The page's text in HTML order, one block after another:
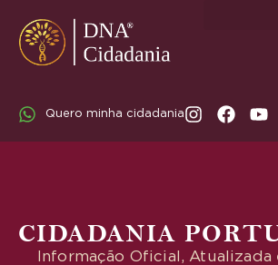
Quero minha cidadania
CIDADANIA
Informação Oficial, Atualizada